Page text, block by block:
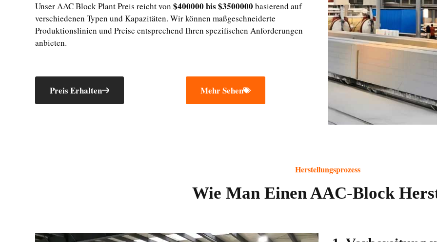
Unser AAC Block Plant Preis reicht von $400000 bis $3500000 basierend auf
verschiedenen Typen und Kapazitäten. Wir können maßgeschneiderte
Produktionslinien und Preise entsprechend Ihren spezifischen Anforderungen
anbieten.
Preis Erhalten Mehr Sehen
Herstellungsprozess
Wie Man Einen AAC-Block